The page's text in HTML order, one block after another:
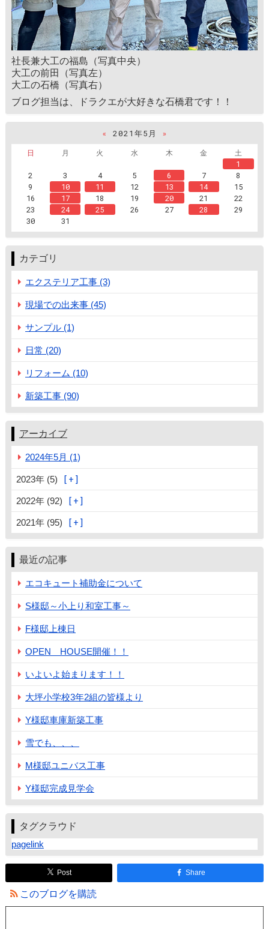
社長兼大工の福島（写真中央）
大工の前田（写真左）
大工の石橋（写真右）
ブログ担当は、ドラクエが大好きな石橋君です！！
« 2021年5月
»
日
月 火 水 木 金
土
1
2
3 4 5 6 7
8
9
10 11 12 13 14
15
16
17 18 19 20 21
22
23
24 25 26 27 28
29
30
31
カテゴリ
エクステリア工事 (3)
現場での出来事 (45)
サンプル (1)
日常 (20)
リフォーム (10)
新築工事 (90)
アーカイブ
2024年5月 (1)
2023年 (5)
2022年 (92)
2021年 (95)
最近の記事
エコキュート補助金について
S様邸～小上り和室工事～
F様邸上棟日
OPEN HOUSE開催！！
いよいよ始まります！！
大坪小学校3年2組の皆様より
Y様邸車庫新築工事
雪でも、、、
M様邸ユニバス工事
Y様邸完成見学会
タグクラウド
pagelink
Post Share
このブログを購読